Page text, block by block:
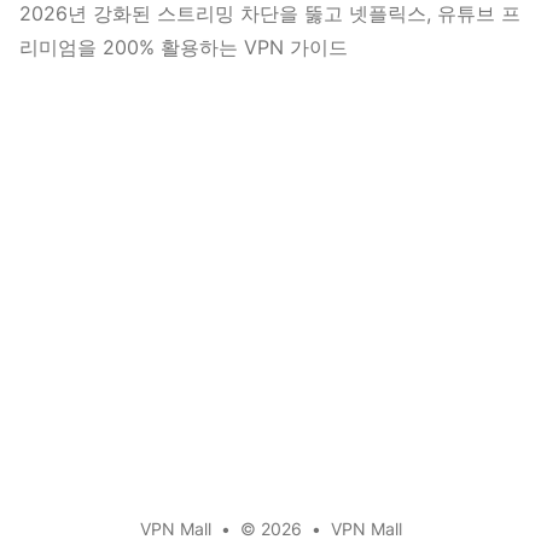
2026년 강화된 스트리밍 차단을 뚫고 넷플릭스, 유튜브 프
리미엄을 200% 활용하는 VPN 가이드
VPN Mall • © 2026 • VPN Mall